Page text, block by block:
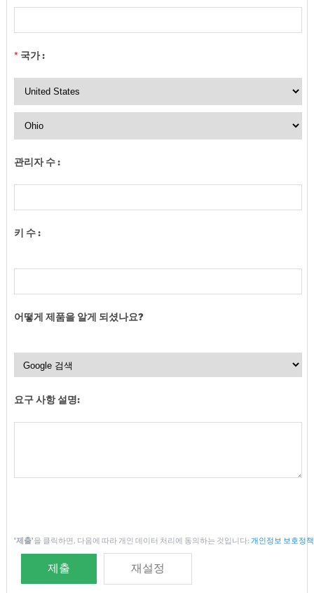
* 국가 :
관리자 수 :
키 수 :
어떻게 제품을 알게 되셨나요?
요구 사항 설명:
'제출'을 클릭하면, 다음에 따라 개인 데이터 처리에 동의하는 것입니다: 개인정보 보호정책